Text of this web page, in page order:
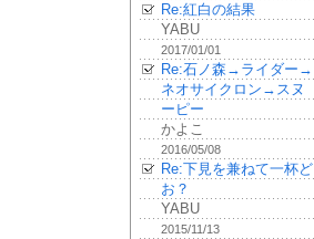
Re:紅白の結果
YABU
2017/01/01
Re:石ノ森→ライダー→
ネオサイクロン→スヌ
ーピー
かよこ
2016/05/08
Re:下見を兼ねて一杯ど
お？
YABU
2015/11/13